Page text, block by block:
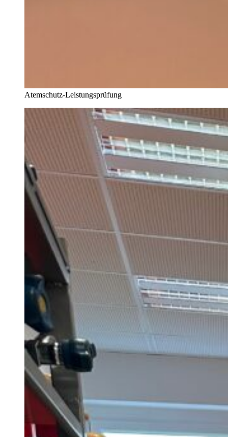
Atemschutz-Leistungsprüfung